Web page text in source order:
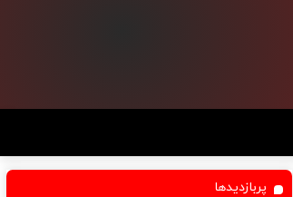
پربازدیدها